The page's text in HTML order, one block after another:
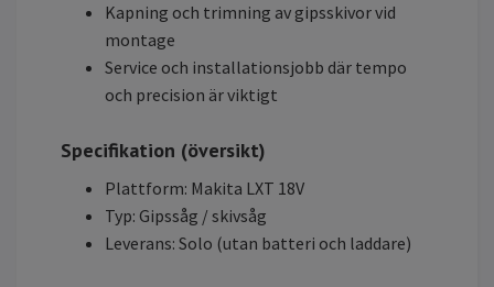
Kapning och trimning av gipsskivor vid
montage
Service och installationsjobb där tempo
och precision är viktigt
Specifikation (översikt)
Plattform: Makita LXT 18V
Typ: Gipssåg / skivsåg
Leverans: Solo (utan batteri och laddare)